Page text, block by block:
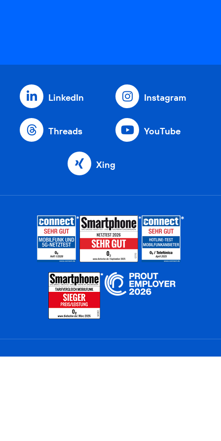
LinkedIn Instagram
Threads YouTube
Xing